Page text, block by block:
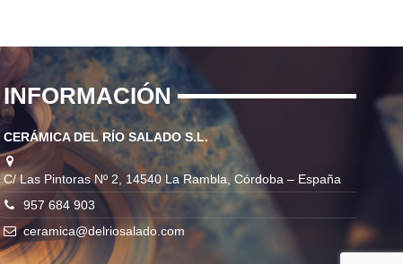
INFORMACIÓN
CERÁMICA DEL RÍO SALADO S.L.
C/ Las Pintoras Nº 2, 14540 La Rambla, Córdoba – España
957 684 903
ceramica@delriosalado.com